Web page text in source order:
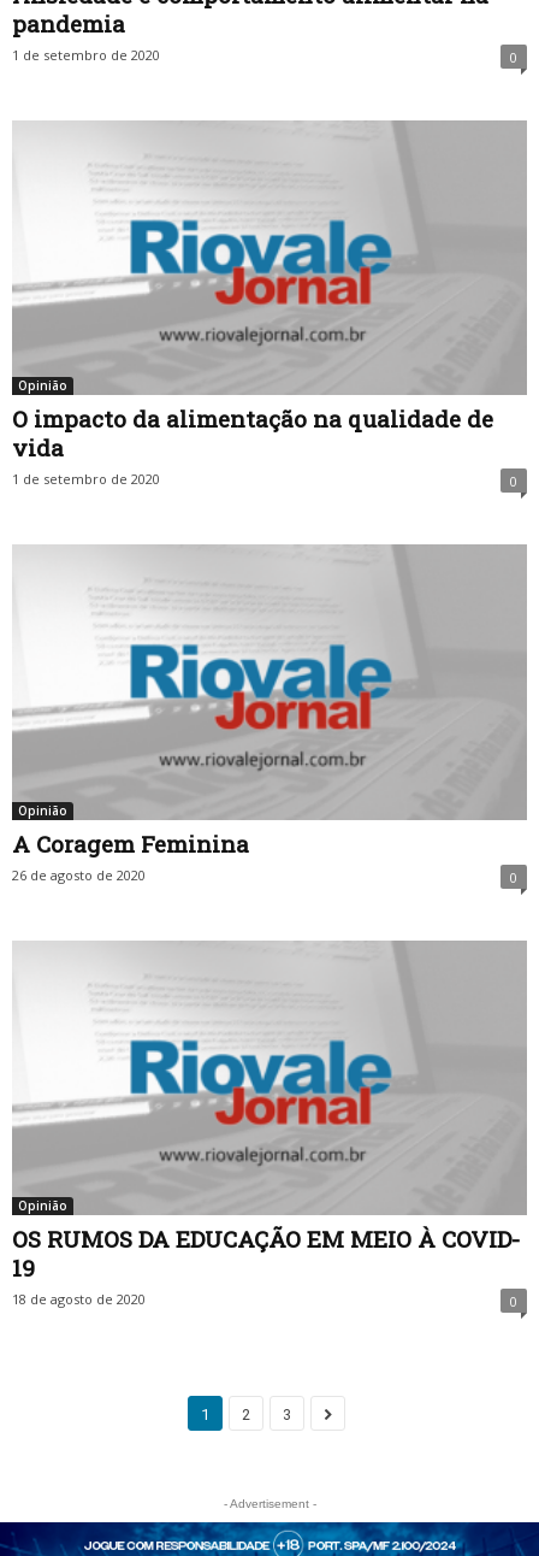
pandemia
1 de setembro de 2020 0
Opinião
O impacto da alimentação na qualidade de
vida
1 de setembro de 2020 0
Opinião
A Coragem Feminina
26 de agosto de 2020 0
Opinião
OS RUMOS DA EDUCAÇÃO EM MEIO À COVID-
19
18 de agosto de 2020 0
1 2 3
- Advertisement -